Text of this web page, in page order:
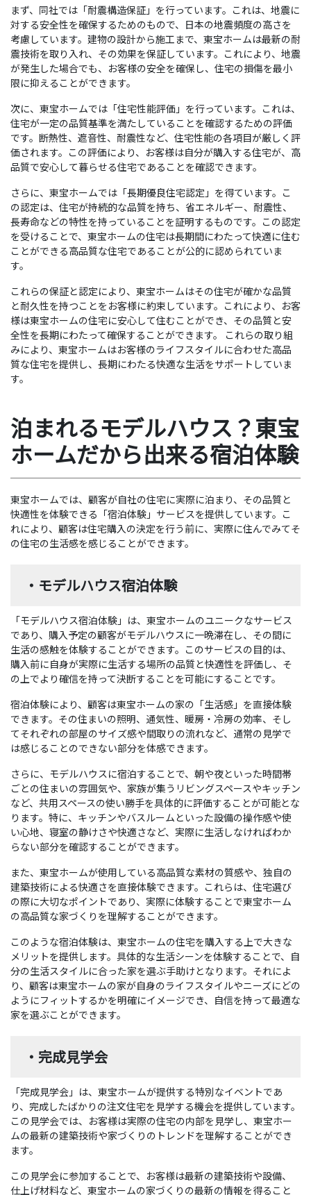
まず、同社では「耐震構造保証」を行っています。これは、地震に
対する安全性を確保するためのもので、日本の地震頻度の高さを
考慮しています。建物の設計から施工まで、東宝ホームは最新の耐
震技術を取り入れ、その効果を保証しています。これにより、地震
が発生した場合でも、お客様の安全を確保し、住宅の損傷を最小
限に抑えることができます。
次に、東宝ホームでは「住宅性能評価」を行っています。これは、
住宅が一定の品質基準を満たしていることを確認するための評価
です。断熱性、遮音性、耐震性など、住宅性能の各項目が厳しく評
価されます。この評価により、お客様は自分が購入する住宅が、高
品質で安心して暮らせる住宅であることを確認できます。
さらに、東宝ホームでは「長期優良住宅認定」を得ています。こ
の認定は、住宅が持続的な品質を持ち、省エネルギー、耐震性、
長寿命などの特性を持っていることを証明するものです。この認定
を受けることで、東宝ホームの住宅は長期間にわたって快適に住む
ことができる高品質な住宅であることが公的に認められていま
す。
これらの保証と認定により、東宝ホームはその住宅が確かな品質
と耐久性を持つことをお客様に約束しています。これにより、お客
様は東宝ホームの住宅に安心して住むことができ、その品質と安
全性を長期にわたって確保することができます。 これらの取り組
みにより、東宝ホームはお客様のライフスタイルに合わせた高品
質な住宅を提供し、長期にわたる快適な生活をサポートしていま
す。
泊まれるモデルハウス？東宝
ホームだから出来る宿泊体験
東宝ホームでは、顧客が自社の住宅に実際に泊まり、その品質と
快適性を体験できる「宿泊体験」サービスを提供しています。こ
れにより、顧客は住宅購入の決定を行う前に、実際に住んでみてそ
の住宅の生活感を感じることができます。
・モデルハウス宿泊体験
「モデルハウス宿泊体験」は、東宝ホームのユニークなサービス
であり、購入予定の顧客がモデルハウスに一晩滞在し、その間に
生活の感触を体験することができます。このサービスの目的は、
購入前に自身が実際に生活する場所の品質と快適性を評価し、そ
の上でより確信を持って決断することを可能にすることです。
宿泊体験により、顧客は東宝ホームの家の「生活感」を直接体験
できます。その住まいの照明、通気性、暖房・冷房の効率、そし
てそれぞれの部屋のサイズ感や間取りの流れなど、通常の見学で
は感じることのできない部分を体感できます。
さらに、モデルハウスに宿泊することで、朝や夜といった時間帯
ごとの住まいの雰囲気や、家族が集うリビングスペースやキッチン
など、共用スペースの使い勝手を具体的に評価することが可能とな
ります。特に、キッチンやバスルームといった設備の操作感や使
い心地、寝室の静けさや快適さなど、実際に生活しなければわか
らない部分を確認することができます。
また、東宝ホームが使用している高品質な素材の質感や、独自の
建築技術による快適さを直接体験できます。これらは、住宅選び
の際に大切なポイントであり、実際に体験することで東宝ホーム
の高品質な家づくりを理解することができます。
このような宿泊体験は、東宝ホームの住宅を購入する上で大きな
メリットを提供します。具体的な生活シーンを体験することで、自
分の生活スタイルに合った家を選ぶ手助けとなります。それによ
り、顧客は東宝ホームの家が自身のライフスタイルやニーズにどの
ようにフィットするかを明確にイメージでき、自信を持って最適な
家を選ぶことができます。
・完成見学会
「完成見学会」は、東宝ホームが提供する特別なイベントであ
り、完成したばかりの注文住宅を見学する機会を提供しています。
この見学会では、お客様は実際の住宅の内部を見学し、東宝ホー
ムの最新の建築技術や家づくりのトレンドを理解することができ
ます。
この見学会に参加することで、お客様は最新の建築技術や設備、
仕上げ材料など、東宝ホームの家づくりの最新の情報を得ること